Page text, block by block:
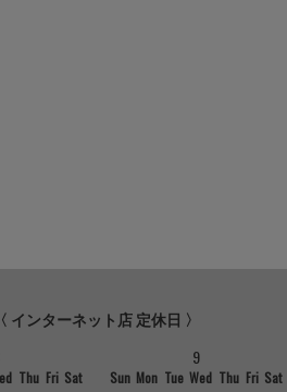
〈 インターネット店 定休日 〉
Thu Fri Sat
9
Sun Mon Tue Wed Thu Fri Sat